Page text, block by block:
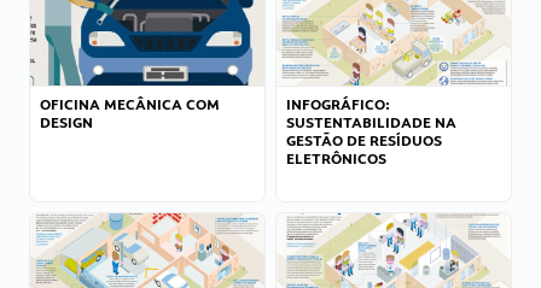
OFICINA MECÂNICA COM
DESIGN
INFOGRÁFICO:
SUSTENTABILIDADE NA
GESTÃO DE RESÍDUOS
ELETRÔNICOS